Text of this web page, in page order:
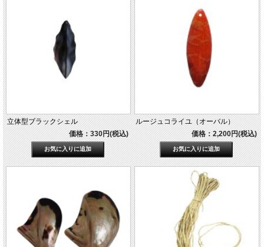
立体型ブラックシェル
価格：330円(税込)
ルージュコライユ（オーバル）
価格：2,200円(税込)